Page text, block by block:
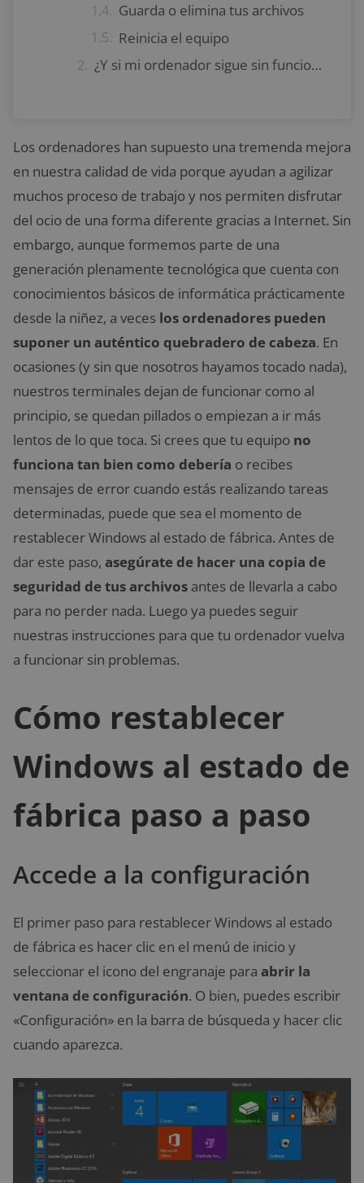
Guarda o elimina tus archivos
Reinicia el equipo
¿Y si mi ordenador sigue sin funcionar tras reestablecer Windows al estado de fábrica, o si no logro hacerlo?
Los ordenadores han supuesto una tremenda mejora
en nuestra calidad de vida porque ayudan a agilizar
muchos proceso de trabajo y nos permiten disfrutar
del ocio de una forma diferente gracias a Internet. Sin
embargo, aunque formemos parte de una
generación plenamente tecnológica que cuenta con
conocimientos básicos de informática prácticamente
desde la niñez, a veces los ordenadores pueden
suponer un auténtico quebradero de cabeza. En
ocasiones (y sin que nosotros hayamos tocado nada),
nuestros terminales dejan de funcionar como al
principio, se quedan pillados o empiezan a ir más
lentos de lo que toca. Si crees que tu equipo no
funciona tan bien como debería o recibes
mensajes de error cuando estás realizando tareas
determinadas, puede que sea el momento de
restablecer Windows al estado de fábrica. Antes de
dar este paso, asegúrate de hacer una copia de
seguridad de tus archivos antes de llevarla a cabo
para no perder nada. Luego ya puedes seguir
nuestras instrucciones para que tu ordenador vuelva
a funcionar sin problemas.
Cómo restablecer
Windows al estado de
fábrica paso a paso
Accede a la configuración
El primer paso para restablecer Windows al estado
de fábrica es hacer clic en el menú de inicio y
seleccionar el icono del engranaje para abrir la
ventana de configuración. O bien, puedes escribir
«Configuración» en la barra de búsqueda y hacer clic
cuando aparezca.